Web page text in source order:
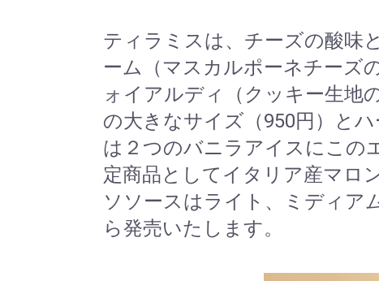
ティラミスは、チーズの酸味
ーム（マスカルポーネチーズ
ォイアルディ（クッキー生地
の大きなサイズ（950円）と
は２つのバニラアイスにこの
定商品としてイタリア産マロ
ソソースはライト、ミディア
ら発売いたします。